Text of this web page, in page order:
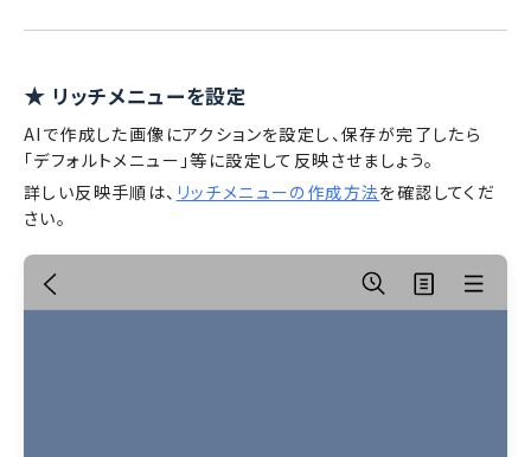
★ リッチメニューを設定
AIで作成した画像にアクションを設定し、保存が完了したら
「デフォルトメニュー」等に設定して反映させましょう。
詳しい反映手順は、 リッチメニューの作成方法を確認してくだ
さい。